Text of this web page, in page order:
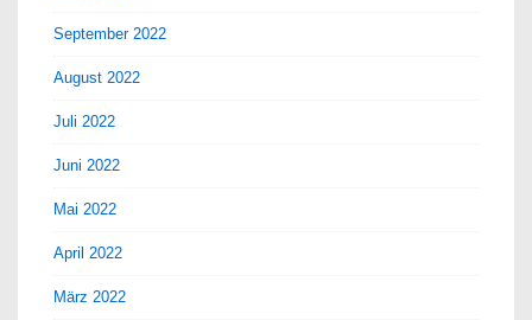
September 2022
August 2022
Juli 2022
Juni 2022
Mai 2022
April 2022
März 2022